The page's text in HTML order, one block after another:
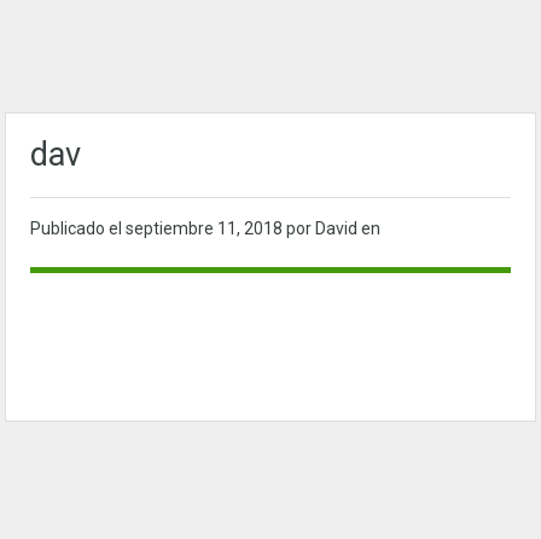
dav
Publicado el septiembre 11, 2018 por David en